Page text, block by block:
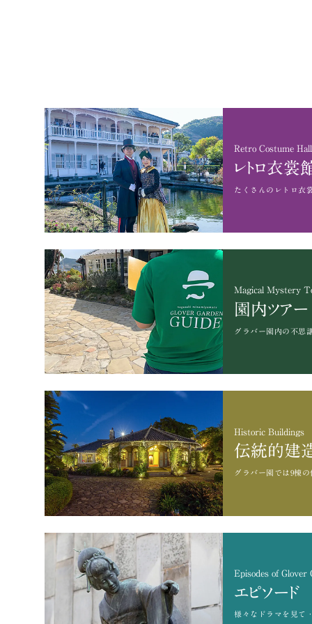
Retro Costume Hall
レトロ衣裳
たくさんのレトロ衣
Magical Mystery
園内ツアー
グラバー園内の不思
Historic Buildings
伝統的建
グラバー園では9棟の
Episodes of Glover
エピソード
様々なドラマを 見て